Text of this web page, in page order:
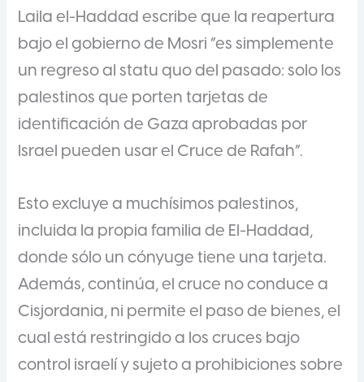
Laila el-Haddad escribe que la reapertura
bajo el gobierno de Mosri “es simplemente
un regreso al statu quo del pasado: solo los
palestinos que porten tarjetas de
identificación de Gaza aprobadas por
Israel pueden usar el Cruce de Rafah”.
Esto excluye a muchísimos palestinos,
incluida la propia familia de El-Haddad,
donde sólo un cónyuge tiene una tarjeta.
Además, continúa, el cruce no conduce a
Cisjordania, ni permite el paso de bienes, el
cual está restringido a los cruces bajo
control israelí y sujeto a prohibiciones sobre